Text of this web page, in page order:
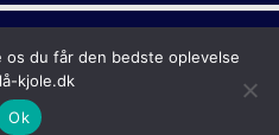
2026 Blå Kjole
du får den bedste oplevelse
kjole.dk
Ok